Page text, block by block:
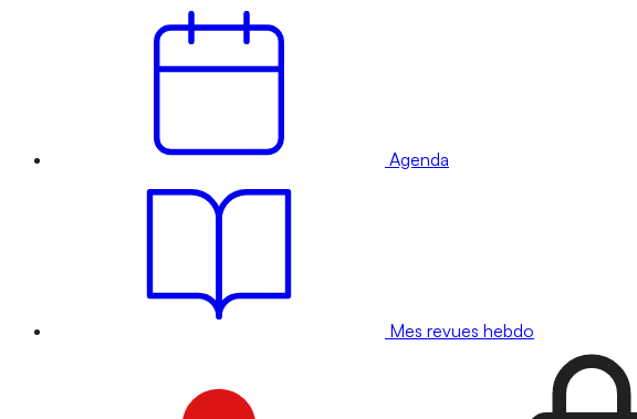
Agenda
Mes revues hebdo